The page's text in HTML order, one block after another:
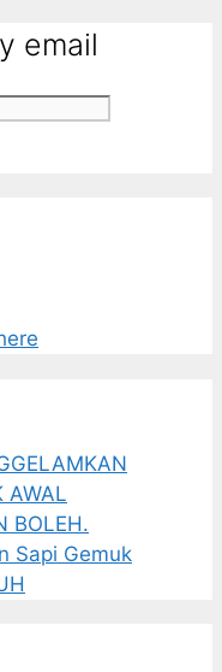
email
AWAL
BOLEH.
Sapi Gemuk